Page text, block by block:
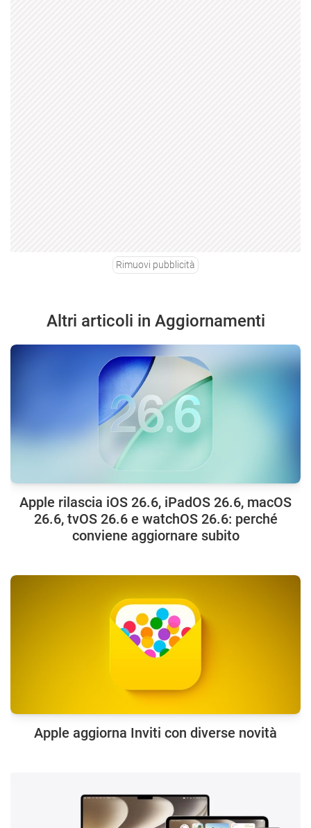
Rimuovi pubblicità
Altri articoli in Aggiornamenti
Apple rilascia iOS 26.6, iPadOS 26.6, macOS
26.6, tvOS 26.6 e watchOS 26.6: perché
conviene aggiornare subito
Apple aggiorna Inviti con diverse novità